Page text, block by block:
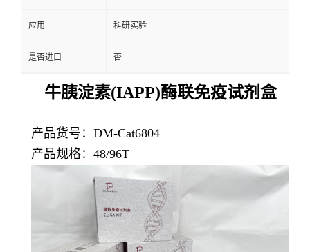
应用 科研实验
是否进口 否
牛胰淀素(IAPP)酶联免疫试剂盒
产品货号：DM-Cat6804
产品规格：48/96T